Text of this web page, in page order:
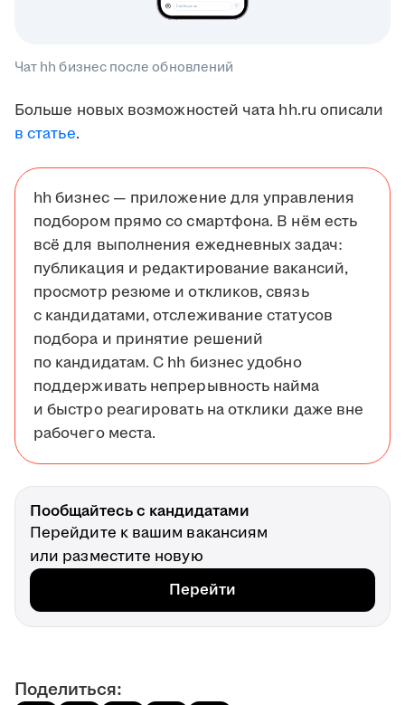
Чат hh бизнес после обновлений
Больше новых возможностей чата hh.ru описали
в статье.
hh бизнес — приложение для управления
подбором прямо со смартфона. В нём есть
всё для выполнения ежедневных задач:
публикация и редактирование вакансий,
просмотр резюме и откликов, связь
с кандидатами, отслеживание статусов
подбора и принятие решений
по кандидатам. С hh бизнес удобно
поддерживать непрерывность найма
и быстро реагировать на отклики даже вне
рабочего места.
Пообщайтесь с кандидатами
Перейдите к вашим вакансиям
или разместите новую
Перейти
Поделиться: